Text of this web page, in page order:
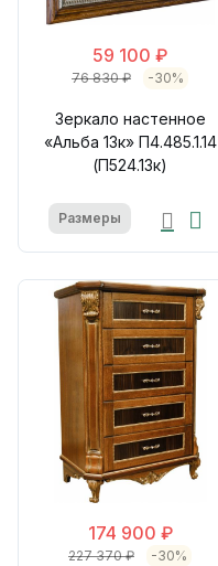
59 100 ₽
76 830 ₽ -30%
Зеркало настенное
«Альба 13к» П4.485.1.14
(П524.13к)
Размеры
174 900 ₽
227 370 ₽ -30%